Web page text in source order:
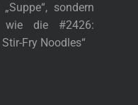
sondern
wie die #2426:
Fry Noodles“